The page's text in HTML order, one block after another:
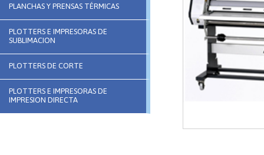
PLANCHAS Y PRENSAS TÉRMICAS
PLOTTERS E IMPRESORAS DE
SUBLIMACION
PLOTTERS DE CORTE
PLOTTERS E IMPRESORAS DE
IMPRESION DIRECTA